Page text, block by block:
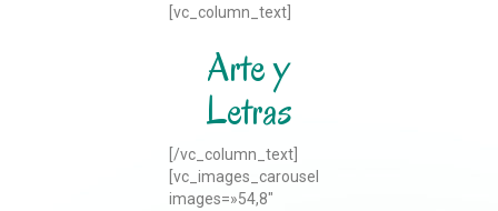
[vc_column_text]
Arte y
Letras
[/vc_column_text]
[vc_images_carousel
images=»54,8″